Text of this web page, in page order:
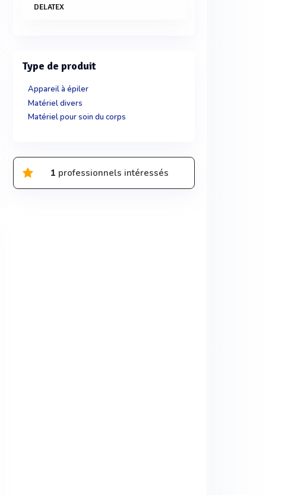
DELATEX
Type de produit
Appareil à épiler
Matériel divers
Matériel pour soin du corps
1 professionnels intéressés